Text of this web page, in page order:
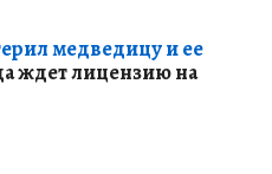
медведицу и ее
ждет лицензию на